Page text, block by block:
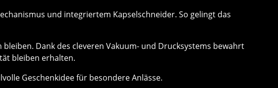
und integriertem Kapselschneider. So gelingt das
Dank des cleveren Vakuum- und Drucksystems bewahrt
bleiben erhalten.
Geschenkidee für besondere Anlässe.